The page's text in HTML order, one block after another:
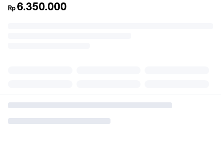
Rp 6.350.000